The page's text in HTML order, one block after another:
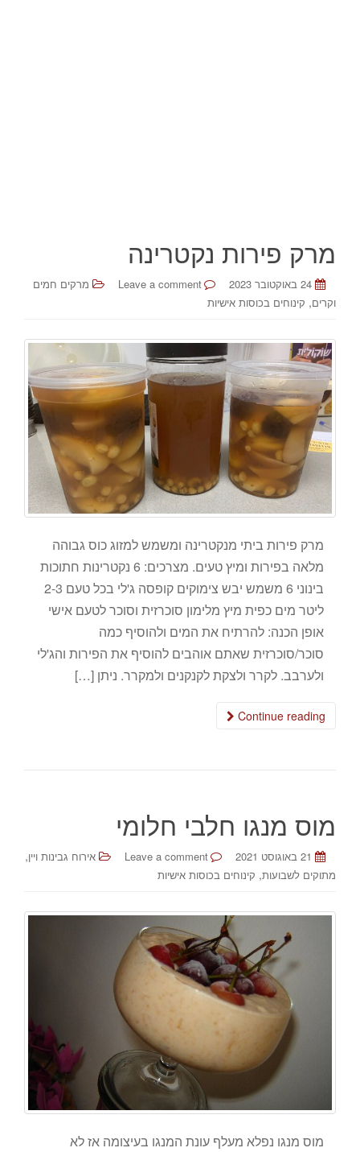
מרק פירות נקטרינה
24 באוקטובר 2023 Leave a comment
מרקים חמים
וקרים, קינוחים בכוסות אישיות
מרק פירות ביתי מנקטרינה ומשמש למזוג כוס גבוהה
מלאה בפירות ומיץ טעים. מצרכים: 6 נקטרינות חתוכות
בינוני 6 משמש יבש צימוקים קופסה ג'לי בכל טעם 2-3
ליטר מים כפית מיץ מלימון סוכרזית וסוכר לטעם אישי
אופן הכנה: להרתיח את המים ולהוסיף כמה
סוכר/סוכרזית שאתם אוהבים להוסיף את הפירות והג'לי
ולערבב. לקרר ולצקת לקנקנים ולמקרר. ניתן […]
Continue reading
מוס מנגו חלבי חלומי
21 באוגוסט 2021 Leave a comment אירוח גבינות ויין,
מתוקים לשבועות, קינוחים בכוסות אישיות
מוס מנגו נפלא מעלף עונת המנגו בעיצומה אז לא